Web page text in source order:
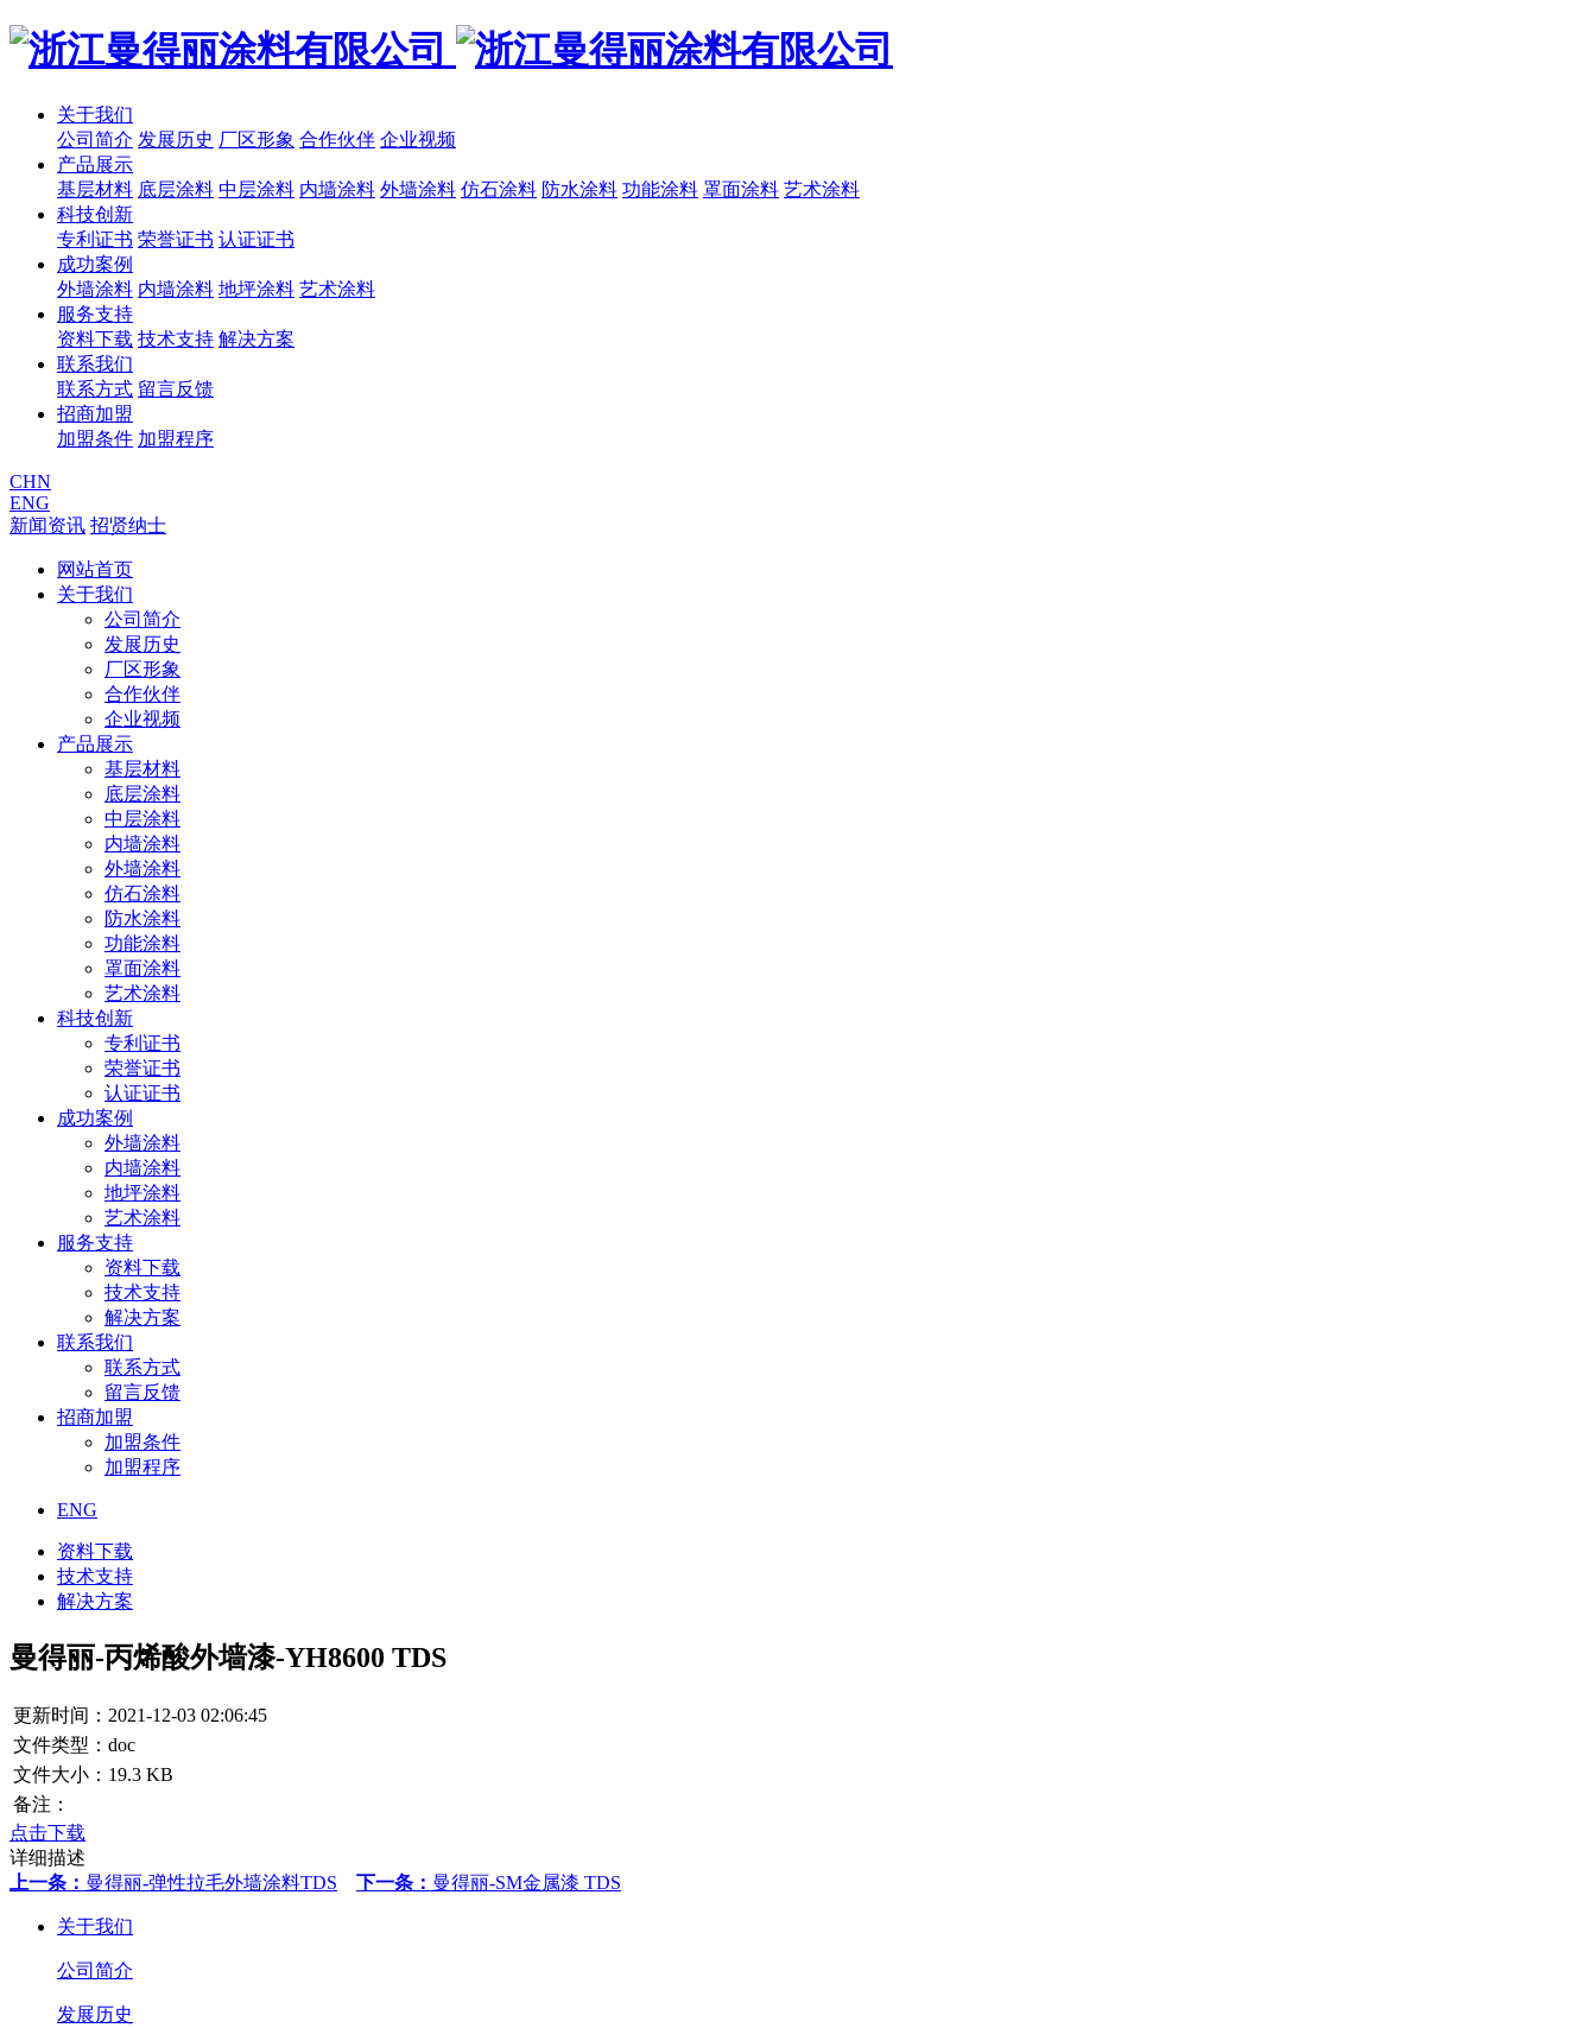
关于我们
公司简介 发展历史 厂区形象 合作伙伴 企业视频
产品展示
基层材料 底层涂料 中层涂料 内墙涂料 外墙涂料 仿石涂料 防水涂料 功能涂料 罩面涂料 艺术涂料
科技创新
专利证书 荣誉证书 认证证书
成功案例
外墙涂料 内墙涂料 地坪涂料 艺术涂料
服务支持
资料下载 技术支持 解决方案
联系我们
联系方式 留言反馈
招商加盟
加盟条件 加盟程序
CHN
ENG
新闻资讯 招贤纳士
网站首页
关于我们
公司简介
发展历史
厂区形象
合作伙伴
企业视频
产品展示
基层材料
底层涂料
中层涂料
内墙涂料
外墙涂料
仿石涂料
防水涂料
功能涂料
罩面涂料
艺术涂料
科技创新
专利证书
荣誉证书
认证证书
成功案例
外墙涂料
内墙涂料
地坪涂料
艺术涂料
服务支持
资料下载
技术支持
解决方案
联系我们
联系方式
留言反馈
招商加盟
加盟条件
加盟程序
ENG
资料下载
技术支持
解决方案
曼得丽-丙烯酸外墙漆-YH8600 TDS
更新时间：2021-12-03 02:06:45
文件类型：doc
文件大小：19.3 KB
备注：
点击下载
详细描述
上一条： 曼得丽-弹性拉毛外墙涂料TDS 下一条： 曼得丽-SM金属漆 TDS
关于我们
公司简介
发展历史